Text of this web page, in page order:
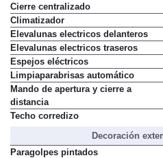
Cierre centralizado
Climatizador
Elevalunas electricos delanteros
Elevalunas electricos traseros
Espejos eléctricos
Limpiaparabrisas automático
Mando de apertura y cierre a
distancia
Techo corredizo
Decoración
Paragolpes pintados